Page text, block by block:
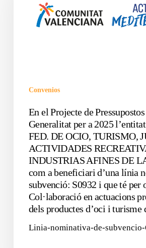
Convenios
En el Projecte de
Generalitat per a 2025
FED. DE OCIO, TURISMO,
ACTIVIDADES
INDUSTRIAS AFINES DE
com a beneficiari d’una línia
subvenció: S0932 i que té per
Col·laboració en actuacions
dels productes d’oci i turisme
Linia-nominativa-de-subvencio-